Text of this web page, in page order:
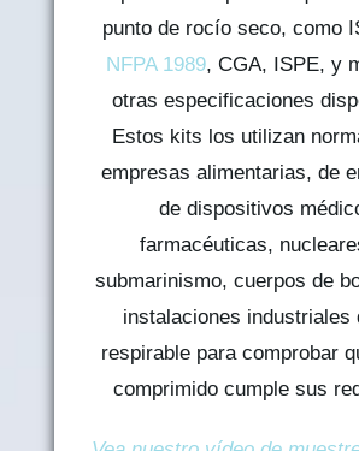
punto de rocío seco, como
NFPA 1989, CGA, ISPE, y
otras especificaciones
Estos kits los utilizan
empresas alimentarias, de
de dispositivos
farmacéuticas,
submarinismo, cuerpos de
instalaciones industriales
respirable para comprobar
comprimido cumple sus